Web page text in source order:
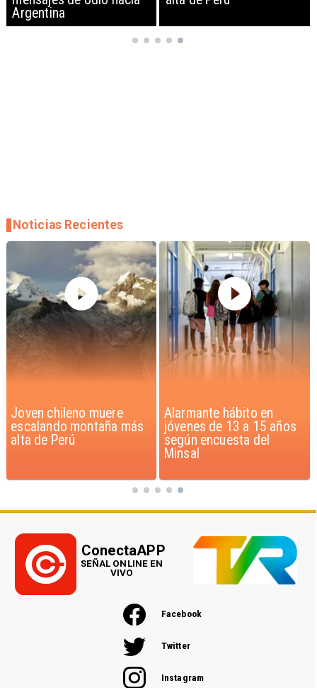
Argentina
Alarmante hábito en
jóvenes de 13 a 15 años
según encuesta del
Aprueban creación del
Parque Sebastián Piñera
con inversión de $4 mil
millones
Noticias Recientes
Facebook
Twitter
Instagram
ConectaAPP
SEÑAL ONLINE EN
VIVO